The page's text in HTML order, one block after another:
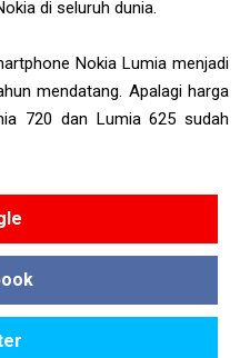
di seluruh dunia.
Nokia Lumia menjadi
mendatang. Apalagi harga
720 dan Lumia 625 sudah